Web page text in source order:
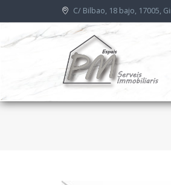
C/ Bilbao, 18 bajo, 17005,